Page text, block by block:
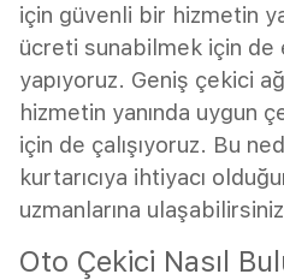
için güvenli bir hizmetin
ücreti sunabilmek için de
yapıyoruz. Geniş çekici
hizmetin yanında uygun
için de çalışıyoruz. Bu
kurtarıcıya ihtiyacı
uzmanlarına
Oto Çekici Nasıl